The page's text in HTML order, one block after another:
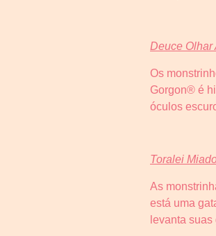
Deuce Olhar
Os
Gorgon® é
óculos
Toralei
As
está uma
levanta